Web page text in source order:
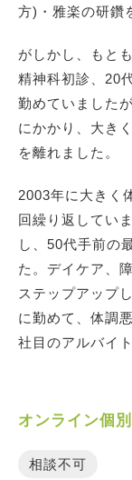
方)・雅楽の研鑽
がしかし、もと
精神科初診、20
勤めていました
にかかり、大き
を離れました。
2003年に大きく
回繰り返してい
し、50代手前の
た。デイケア、
ステップアップ
に勤めて、体調
社目のアルバイ
オンライン個
相談不可